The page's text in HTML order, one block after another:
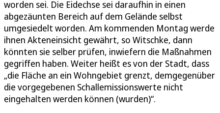
worden sei. Die Eidechse sei daraufhin in einen
abgezäunten Bereich auf dem Gelände selbst
umgesiedelt worden. Am kommenden Montag werde
ihnen Akteneinsicht gewährt, so Witschke, dann
könnten sie selber prüfen, inwiefern die Maßnahmen
gegriffen haben. Weiter heißt es von der Stadt, dass
„die Fläche an ein Wohngebiet grenzt, demgegenüber
die vorgegebenen Schallemissionswerte nicht
eingehalten werden können (wurden)“.